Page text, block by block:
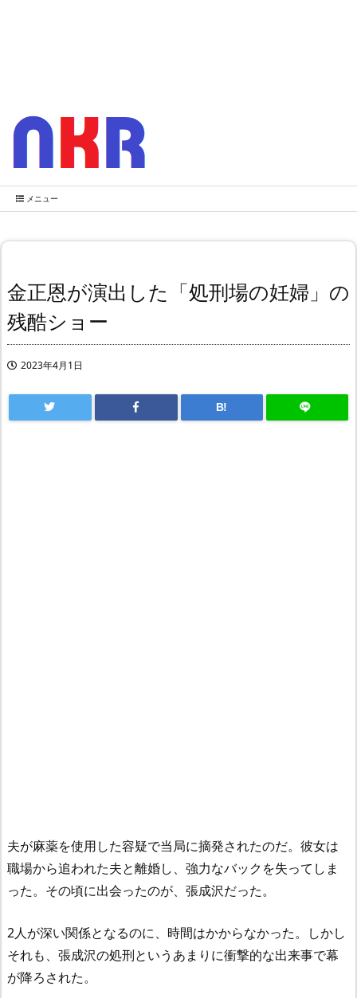
メニュー
金正恩が演出した「処刑場の妊婦」の
残酷ショー
2023年4月1日
B!
夫が麻薬を使用した容疑で当局に摘発されたのだ。彼女は
職場から追われた夫と離婚し、強力なバックを失ってしま
った。その頃に出会ったのが、張成沢だった。
2人が深い関係となるのに、時間はかからなかった。しかし
それも、張成沢の処刑というあまりに衝撃的な出来事で幕
が降ろされた。